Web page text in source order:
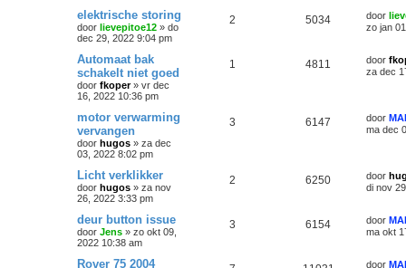
elektrische storing
door lievepitoe12 » do
dec 29, 2022 9:04 pm
2 5034 door
zo jan
Automaat bak
schakelt niet goed
door fkoper» vr dec
16, 2022 10:36 pm
1 4811 door
za dec
motor verwarming
vervangen
door hugos » za dec
03, 2022 8:02 pm
3 6147 door
ma dec
Licht verklikker
door hugos » za nov
26, 2022 3:33 pm
2 6250 door
di nov
deur button issue
door Jens » zo okt 09,
2022 10:38 am
3 6154 door
ma okt
Rover 75 2004 door